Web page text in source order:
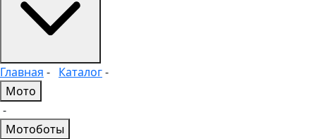
Главная - Каталог-
Мото
-
Мотоботы